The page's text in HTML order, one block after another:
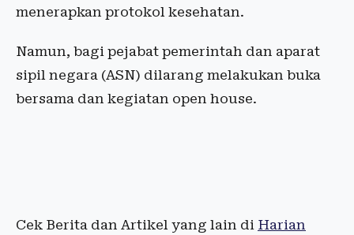
menerapkan protokol kesehatan.
Namun, bagi pejabat pemerintah dan aparat
sipil negara (ASN) dilarang melakukan buka
bersama dan kegiatan open house.
Cek Berita dan Artikel yang lain di Harian